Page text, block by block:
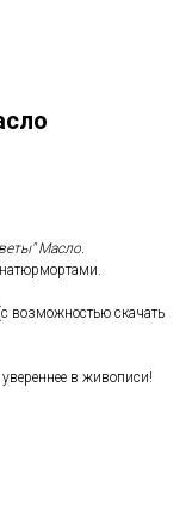
Масло.
возможностью скачать
увереннее в живописи!